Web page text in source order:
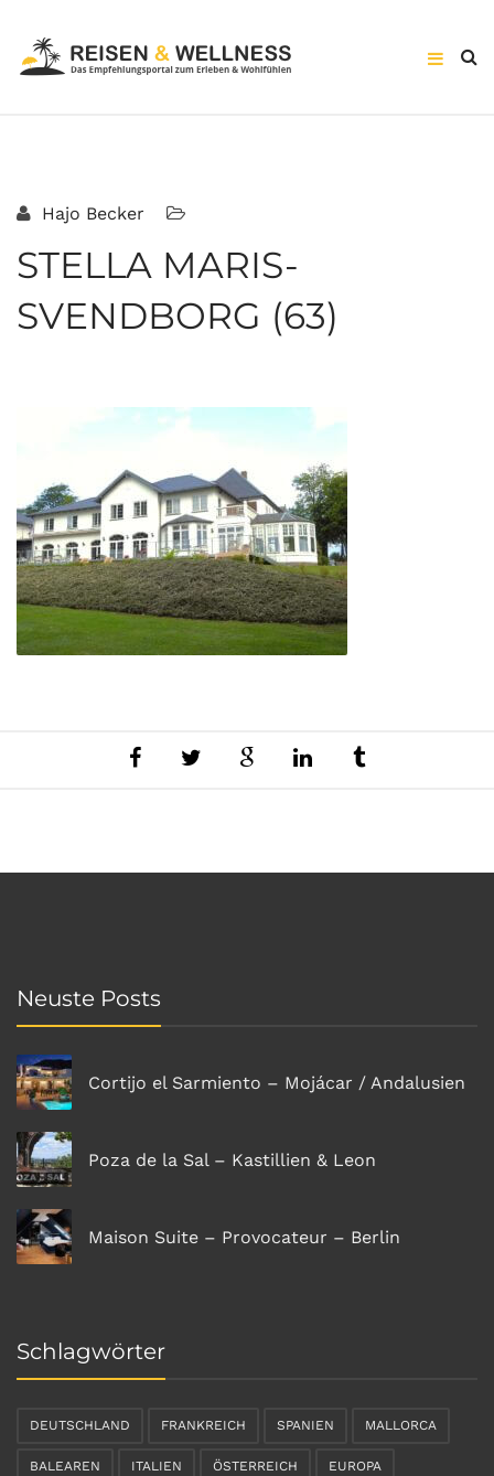
Hajo Becker
STELLA MARIS-
SVENDBORG (63)
Neuste Posts
Cortijo el Sarmiento – Mojácar / Andalusien
Poza de la Sal – Kastillien & Leon
Maison Suite – Provocateur – Berlin
Schlagwörter
DEUTSCHLAND FRANKREICH SPANIEN MALLORCA
BALEAREN ITALIEN ÖSTERREICH EUROPA